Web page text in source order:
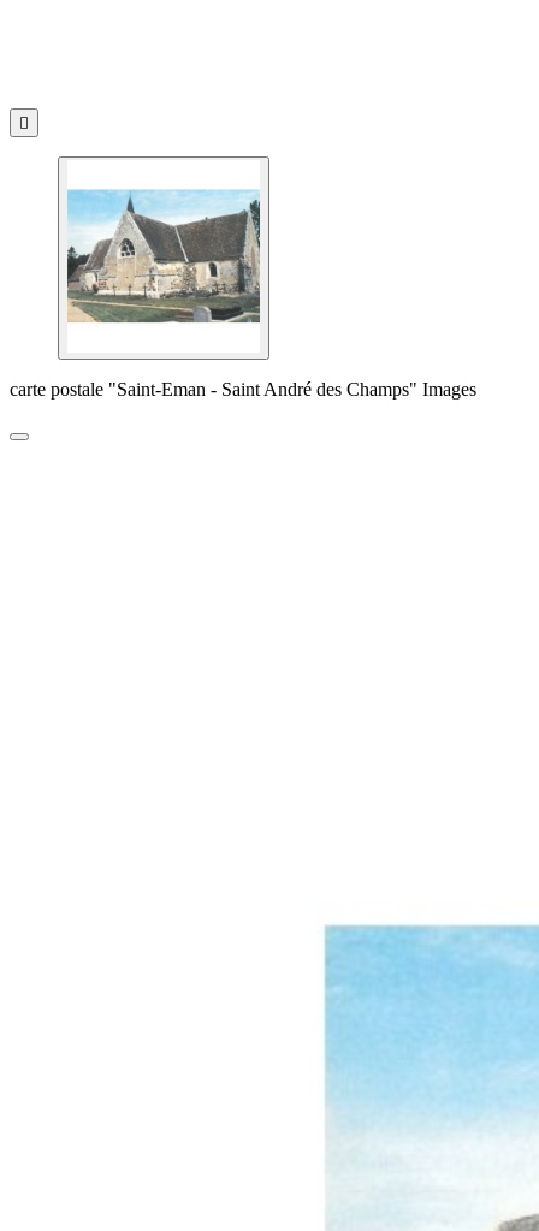

carte postale "Saint-Eman - Saint André des Champs" Images